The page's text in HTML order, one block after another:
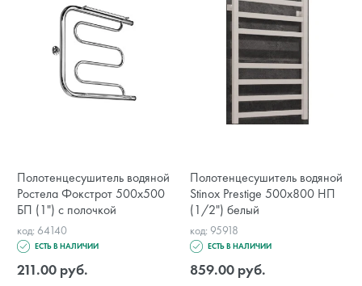
Полотенцесушитель водяной
Ростела Фокстрот 500x500
БП (1") с полочкой
код: 64140
ЕСТЬ В НАЛИЧИИ
211.00 руб.
Полотенцесушитель водяной
Stinox Prestige 500x800 НП
(1/2") белый
код: 95918
ЕСТЬ В НАЛИЧИИ
859.00 руб.